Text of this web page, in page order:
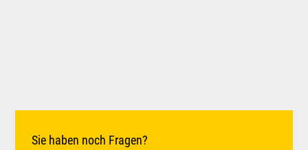
Sie haben noch Fragen?